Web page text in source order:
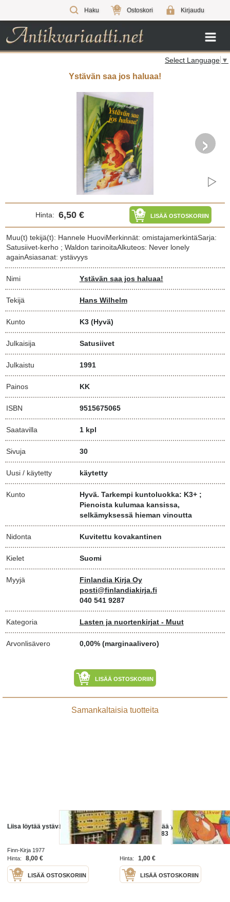
Haku 0 Ostoskori Kirjaudu
Select Language ▼
Ystävän saa jos haluaa!
›
Hinta: 6,50 € LISÄÄ OSTOSKORIIN
Muu(t) tekijä(t): Hannele HuoviMerkinnät: omistajamerkintäSarja:
Satusiivet-kerho ; Waldon tarinoitaAlkuteos: Never lonely
againAsiasanat: ystävyys
Nimi Ystävän saa jos haluaa!
Tekijä Hans Wilhelm
Kunto K3 (Hyvä)
Julkaisija Satusiivet
Julkaistu 1991
Painos KK
ISBN 9515675065
Saatavilla 1 kpl
Sivuja 30
Uusi / käytetty käytetty
Kunto
Hyvä. Tarkempi kuntoluokka: K3+ ;
Pienoista kulumaa kansissa,
selkämyksessä hieman vinoutta
Nidonta Kuvitettu kovakantinen
Kielet Suomi
Myyjä
Finlandia Kirja Oy
posti@finlandiakirja.fi
040 541 9287
Kategoria Lasten ja nuortenkirjat - Muut
Arvonlisävero 0,00% (marginaalivero)
LISÄÄ OSTOSKORIIN
Samankaltaisia tuotteita
Liisa löytää ystävän
Finn-Kirja 1977
Hinta:
8,00 €
LISÄÄ OSTOSKORIIN
postikortti löytää ystävän
kesälläkin 2.5.83
Hinta: 1,00 €
LISÄÄ OSTOSKORIIN